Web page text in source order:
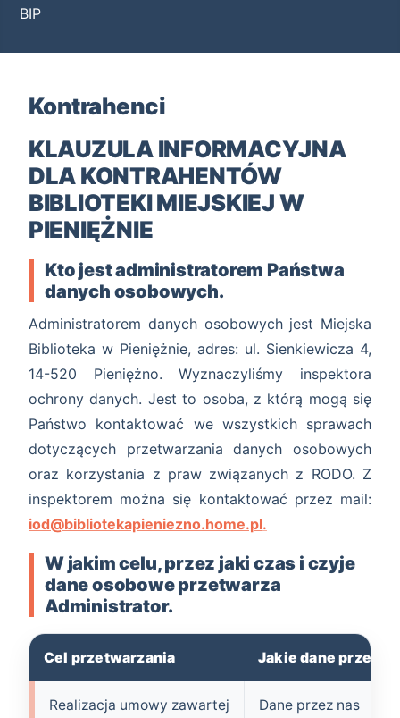
BIP
Kontrahenci
KLAUZULA INFORMACYJNA
DLA KONTRAHENTÓW
BIBLIOTEKI MIEJSKIEJ W
PIENIĘŻNIE
Kto jest administratorem Państwa
danych osobowych.
Administratorem danych osobowych jest Miejska
Biblioteka w Pieniężnie, adres: ul. Sienkiewicza 4,
14-520 Pieniężno. Wyznaczyliśmy inspektora
ochrony danych. Jest to osoba, z którą mogą się
Państwo kontaktować we wszystkich sprawach
dotyczących przetwarzania danych osobowych
oraz korzystania z praw związanych z RODO. Z
inspektorem można się kontaktować przez mail:
iod@bibliotekapieniezno.home.pl.
W jakim celu, przez jaki czas i czyje
dane osobowe przetwarza
Administrator.
Cel przetwarzania Jakie dane
Realizacja umowy zawartej
Dane przez nas